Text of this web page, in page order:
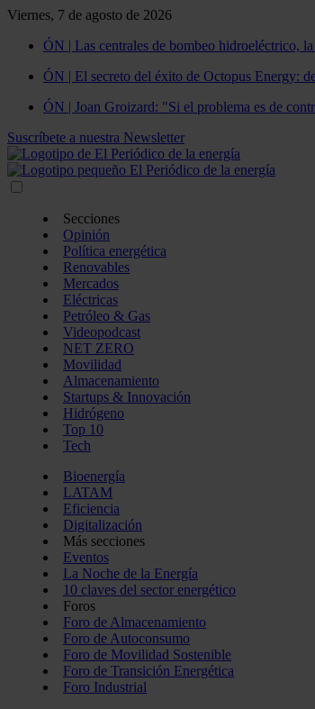
Viernes, 7 de agosto de 2026
ÓN | Las centrales de bombeo hidroeléctrico,
ÓN | El secreto del éxito de Octopus Energy:
ÓN | Joan Groizard: "Si el problema es de
Suscríbete a nuestra Newsletter
Secciones
Opinión
Política energética
Renovables
Mercados
Eléctricas
Petróleo & Gas
Videopodcast
NET ZERO
Movilidad
Almacenamiento
Startups & Innovación
Hidrógeno
Top 10
Tech
Bioenergía
LATAM
Eficiencia
Digitalización
Más secciones
Eventos
La Noche de la Energía
10 claves del sector energético
Foros
Foro de Almacenamiento
Foro de Autoconsumo
Foro de Movilidad Sostenible
Foro de Transición Energética
Foro Industrial